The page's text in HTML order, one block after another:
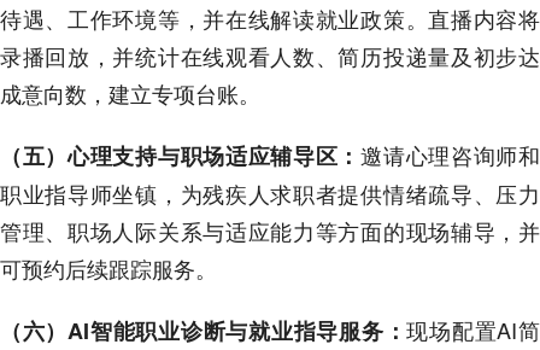
待遇、工作环境等，并在线解读就业政策。直播内容将
录播回放，并统计在线观看人数、简历投递量及初步达
成意向数，建立专项台账。
（五）心理支持与职场适应辅导区：邀请心理咨询师和
职业指导师坐镇，为残疾人求职者提供情绪疏导、压力
管理、职场人际关系与适应能力等方面的现场辅导，并
可预约后续跟踪服务。
（六）AI智能职业诊断与就业指导服务：现场配置AI简